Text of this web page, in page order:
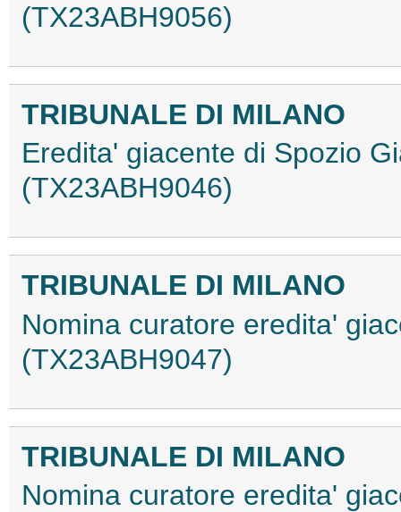
(TX23ABH9056)
TRIBUNALE DI MILANO
Eredita' giacente di Spozio
(TX23ABH9046)
TRIBUNALE DI MILANO
Nomina curatore eredita'
(TX23ABH9047)
TRIBUNALE DI MILANO
Nomina curatore eredita'